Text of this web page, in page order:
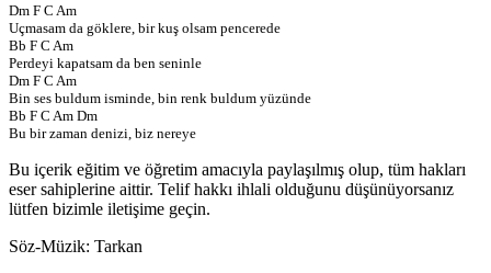
Dm F C Am
Uçmasam da göklere, bir kuş olsam pencerede
Bb F C Am
Perdeyi kapatsam da ben seninle
Dm F C Am
Bin ses buldum isminde, bin renk buldum yüzünde
Bb F C Am Dm
Bu bir zaman denizi, biz nereye
Bu içerik eğitim ve öğretim amacıyla paylaşılmış olup, tüm hakları
eser sahiplerine aittir. Telif hakkı ihlali olduğunu düşünüyorsanız
lütfen bizimle iletişime geçin.
Söz-Müzik: Tarkan